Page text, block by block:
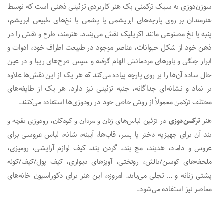
سوزن­‌دوزی به سبک ترکمنی یک هنر کاربردی تزئینی ذهنی است که توسط
هنرمندان بر روی پارچه‌های ابریشمی یا پشمی با نخ‌های طبیعی ابریشم،
پنبه یا نخ مصنوعی مانند اکریلیک نقش می‌بندد. هنرمند، طرح و نقش را در
ذهن خود از شکل حیوانات، عناصر موجود در طبیعت اطراف خود، ادوات و
ابزار جنگی و باور‌های مردمانش الهام گرفته و سپس طرح‌های زیبا و در عین
حال ساده آن‌ها را بر روی پارچه پیاده می‌کند که هر یک از این نقش‌ها علاوه
بر نماد و نشانه‌ای جداگانه، جنبه تزئینی نیز دارد. هر یک از طایفه‌های
مختلف ترکمن معمولاً از روش خاص خود در رودوزی‌ها استفاده می‌کنند.
هنرترکمن‌­دوزیدر تزئین لباس‌های زنان و مردان و کودکان، رودوزی بقچه و
بند آن برای جهیزیه دختر یا پسر، قاب‌ها، آیینه، شانه، لباس عروسی برای
عروس و داماد، هدبند، مچ بند، گردن بند، کیف لوازم آرایشی، رومیزی،
ملحفه‌های کوسن/بالش، روتختی، آویز‌های دیواری، کیف پول/کیف/کوله
پشتی زنانه و … تجلی می­‌یابد. امروزه، این هنر برای دکوراسیون خانه‌های
معاصر نیز استفاده می‌شود.